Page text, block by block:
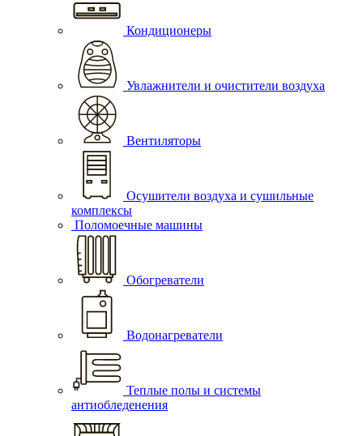
Кондиционеры
Увлажнители и очистители воздуха
Вентиляторы
Осушители воздуха и сушильные
комплексы
Поломоечные машины
Обогреватели
Водонагреватели
Теплые полы и системы
антиобледенения